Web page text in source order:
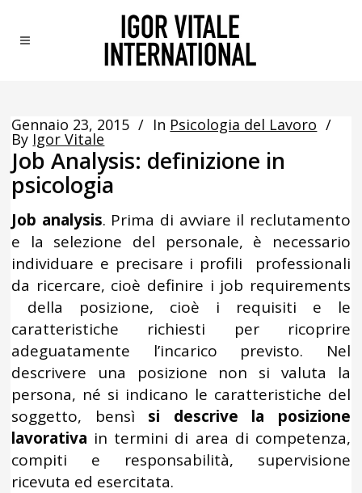
Gennaio 23, 2015 In Psicologia del Lavoro
By Igor Vitale
Job Analysis: definizione in
psicologia
Job analysis. Prima di avviare il reclutamento
e la selezione del personale, è necessario
individuare e precisare i profili professionali
da ricercare, cioè definire i job requirements
della posizione, cioè i requisiti e le
caratteristiche richiesti per ricoprire
adeguatamente l’incarico previsto. Nel
descrivere una posizione non si valuta la
persona, né si indicano le caratteristiche del
soggetto, bensì si descrive la posizione
lavorativa in termini di area di competenza,
compiti e responsabilità, supervisione
ricevuta ed esercitata.